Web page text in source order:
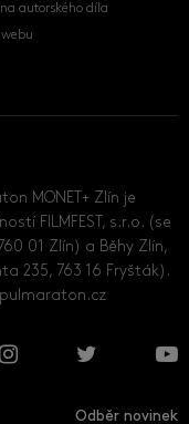
autorského díla
MONET+ Zlín je
FILMFEST, s.r.o. (se
01 Zlín) a Běhy Zlín,
235, 763 16 Fryšták).
Odběr novinek